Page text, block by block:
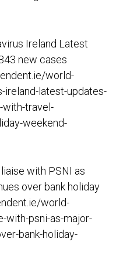
Ireland Latest
new cases
world-
latest-updates-
with-travel-
weekend-
with PSNI as
over bank holiday
world-
with-psni-as-major-
bank-holiday-